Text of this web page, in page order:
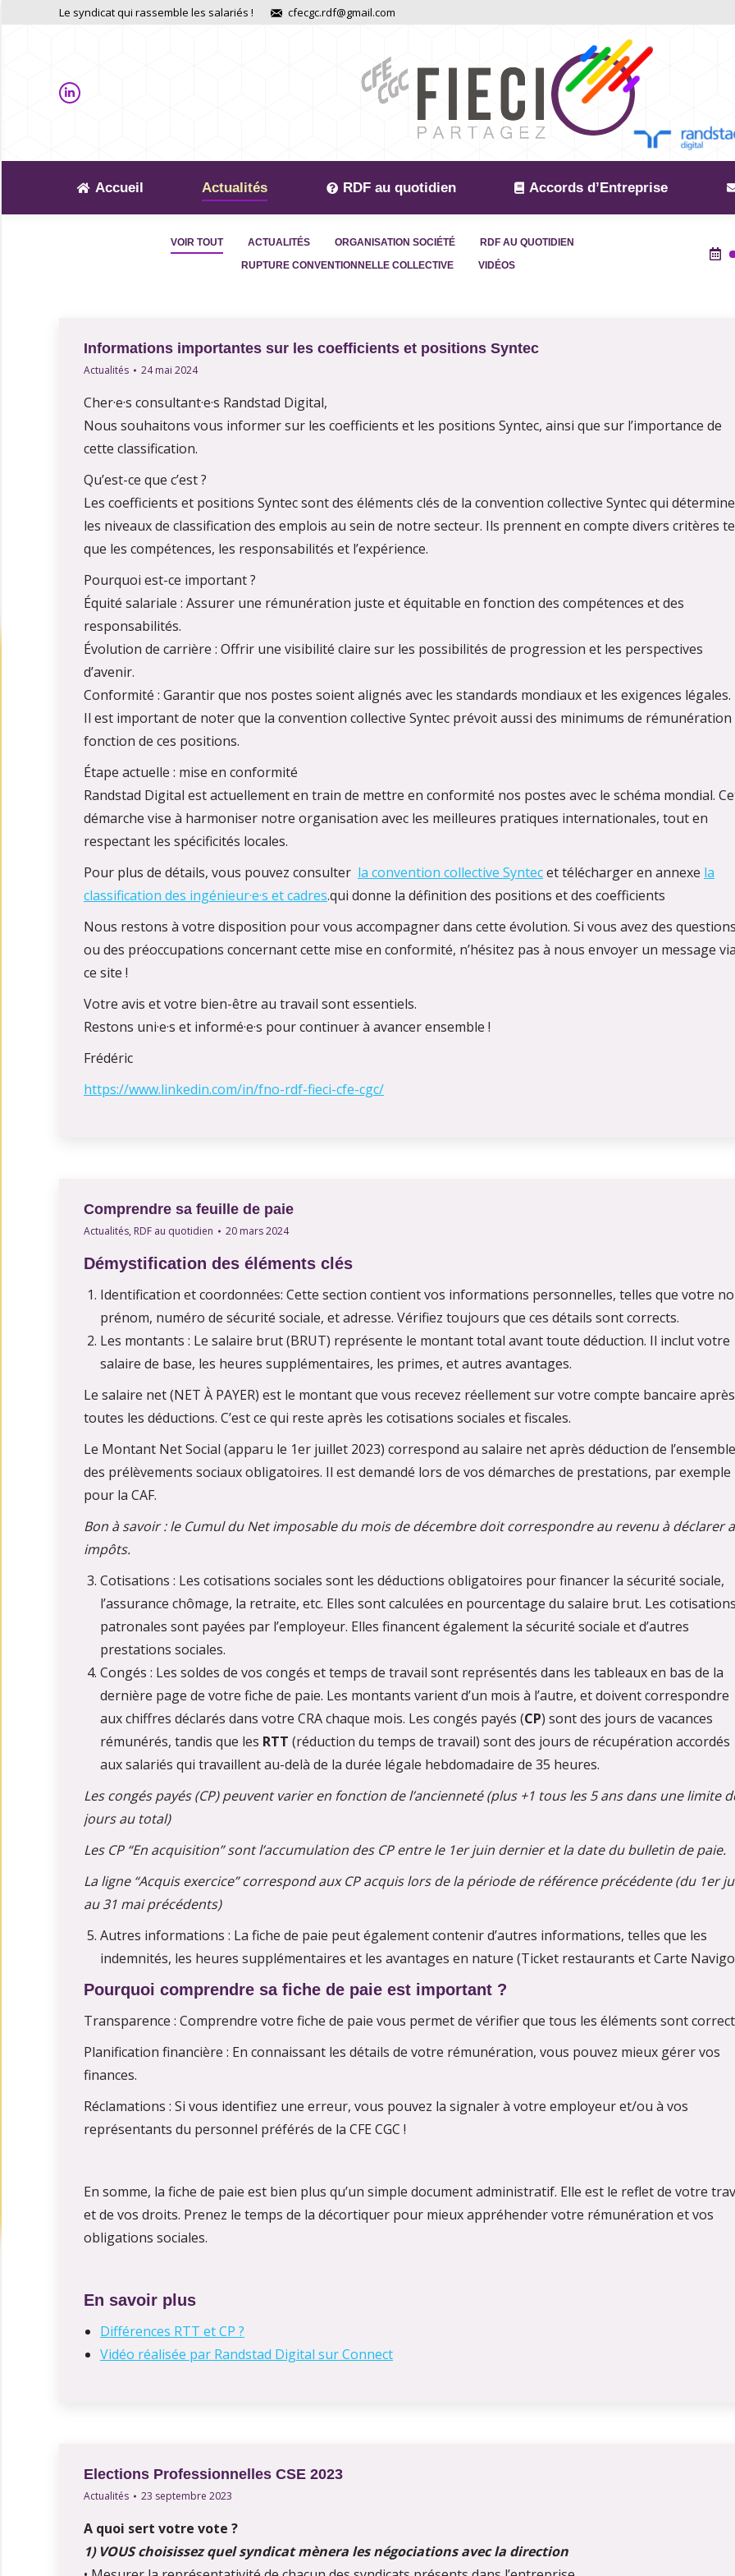
Le syndicat qui rassemble les salariés ! cfecgc.rdf@gmail.com
Accueil Actualités RDF au quotidien Accords d’Entreprise
VOIR TOUT ACTUALITÉS ORGANISATION SOCIÉTÉ
RDF AU QUOTIDIEN
RUPTURE CONVENTIONNELLE COLLECTIVE
VIDÉOS
Informations importantes sur les coefficients et positions Syntec
Actualités 24 mai 2024
Cher·e·s consultant·e·s Randstad Digital,
Nous souhaitons vous informer sur les coefficients et les positions Syntec, ainsi que sur l’importance de
cette classification.
Qu’est-ce que c’est ?
Les coefficients et positions Syntec sont des éléments clés de la convention collective Syntec qui
les niveaux de classification des emplois au sein de notre secteur. Ils prennent en compte divers critères
que les compétences, les responsabilités et l’expérience.
Pourquoi est-ce important ?
Équité salariale : Assurer une rémunération juste et équitable en fonction des compétences et des
responsabilités.
Évolution de carrière : Offrir une visibilité claire sur les possibilités de progression et les perspectives
d’avenir.
Conformité : Garantir que nos postes soient alignés avec les standards mondiaux et les exigences légales.
Il est important de noter que la convention collective Syntec prévoit aussi des minimums de rémunération
fonction de ces positions.
Étape actuelle : mise en conformité
Randstad Digital est actuellement en train de mettre en conformité nos postes avec le schéma mondial.
démarche vise à harmoniser notre organisation avec les meilleures pratiques internationales, tout en
respectant les spécificités locales.
Pour plus de détails, vous pouvez consulter la convention collective Syntecet télécharger en annexe la
classification des ingénieur·e·s et cadres.qui donne la définition des positions et des coefficients
Nous restons à votre disposition pour vous accompagner dans cette évolution. Si vous avez des questions
ou des préoccupations concernant cette mise en conformité, n’hésitez pas à nous envoyer un message via
ce site !
Votre avis et votre bien-être au travail sont essentiels.
Restons uni·e·s et informé·e·s pour continuer à avancer ensemble !
Frédéric
https://www.linkedin.com/in/fno-rdf-fieci-cfe-cgc/
Comprendre sa feuille de paie
Actualités, RDF au quotidien 20 mars 2024
Démystification des éléments clés
Identification et coordonnées: Cette section contient vos informations personnelles, telles que votre
prénom, numéro de sécurité sociale, et adresse. Vérifiez toujours que ces détails sont corrects.
Les montants : Le salaire brut (BRUT) représente le montant total avant toute déduction. Il inclut votre
salaire de base, les heures supplémentaires, les primes, et autres avantages.
Le salaire net (NET À PAYER) est le montant que vous recevez réellement sur votre compte bancaire après
toutes les déductions. C’est ce qui reste après les cotisations sociales et fiscales.
Le Montant Net Social (apparu le 1er juillet 2023) correspond au salaire net après déduction de l’ensemble
des prélèvements sociaux obligatoires. Il est demandé lors de vos démarches de prestations, par exemple
pour la CAF.
Bon à savoir : le Cumul du Net imposable du mois de décembre doit correspondre au revenu à déclarer
impôts.
Cotisations : Les cotisations sociales sont les déductions obligatoires pour financer la sécurité sociale,
l’assurance chômage, la retraite, etc. Elles sont calculées en pourcentage du salaire brut. Les cotisations
patronales sont payées par l’employeur. Elles financent également la sécurité sociale et d’autres
prestations sociales.
Congés : Les soldes de vos congés et temps de travail sont représentés dans les tableaux en bas de la
dernière page de votre fiche de paie. Les montants varient d’un mois à l’autre, et doivent correspondre
aux chiffres déclarés dans votre CRA chaque mois. Les congés payés (CP) sont des jours de vacances
rémunérés, tandis que les RTT (réduction du temps de travail) sont des jours de récupération accordés
aux salariés qui travaillent au-delà de la durée légale hebdomadaire de 35 heures.
Les congés payés (CP) peuvent varier en fonction de l’ancienneté (plus +1 tous les 5 ans dans une limite
jours au total)
Les CP “En acquisition” sont l’accumulation des CP entre le 1er juin dernier et la date du bulletin de paie.
La ligne “Acquis exercice” correspond aux CP acquis lors de la période de référence précédente (du 1er
au 31 mai précédents)
Autres informations : La fiche de paie peut également contenir d’autres informations, telles que les
indemnités, les heures supplémentaires et les avantages en nature (Ticket restaurants et Carte
Pourquoi comprendre sa fiche de paie est important ?
Transparence : Comprendre votre fiche de paie vous permet de vérifier que tous les éléments sont
Planification financière : En connaissant les détails de votre rémunération, vous pouvez mieux gérer vos
finances.
Réclamations : Si vous identifiez une erreur, vous pouvez la signaler à votre employeur et/ou à vos
représentants du personnel préférés de la CFE CGC !
En somme, la fiche de paie est bien plus qu’un simple document administratif. Elle est le reflet de votre
et de vos droits. Prenez le temps de la décortiquer pour mieux appréhender votre rémunération et vos
obligations sociales.
En savoir plus
Différences RTT et CP ?
Vidéo réalisée par Randstad Digital sur Connect
Elections Professionnelles CSE 2023
Actualités 23 septembre 2023
A quoi sert votre vote ?
1) VOUS choisissez quel syndicat mènera les négociations avec la direction